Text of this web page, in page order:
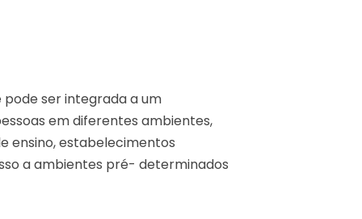
ser integrada a um
em diferentes ambientes,
ensino, estabelecimentos
a ambientes pré- determinados